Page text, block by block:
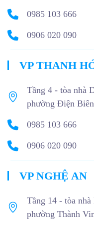
0985 103 666
0906 020 090
VP THANH
Tầng 4 - tòa nhà
phường Điện
0985 103 666
0906 020 090
VP NGHỆ AN
Tầng 14 - tòa
phường Thành